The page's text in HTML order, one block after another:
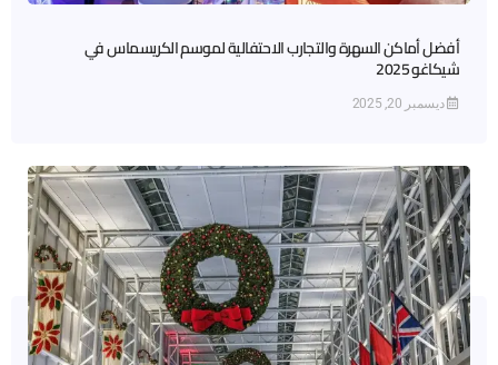
أفضل أماكن السهرة والتجارب الاحتفالية لموسم الكريسماس في
شيكاغو 2025
ديسمبر 20, 2025